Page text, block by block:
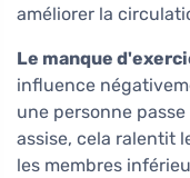
améliorer la
Le manque
influence
une personne
assise, cela ralentit
les membres